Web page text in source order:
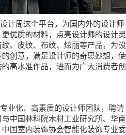
计周这个平台，为国内外的设计师
优质的材料，点亮设计师的设计灵
、皮纹、布纹、炫丽等产品，为设
创意，满足设计师的奇思妙想，使
高水准作品，进而为广大消费者创
业化、高素质的设计师团队，聘请
中国林科院木材工业研究所、华南
国室内装饰协会智能化装饰专业委